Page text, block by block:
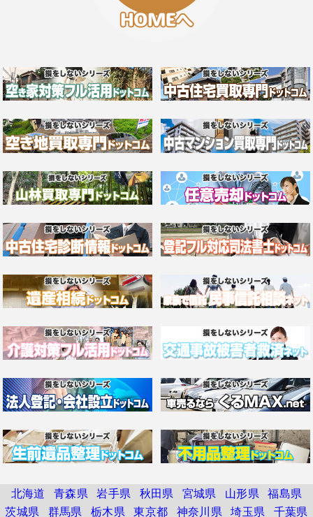
北海道 青森県 岩手県 秋田県 宮城県 山形県 福島県
茨城県 群馬県 栃木県 東京都 神奈川県 埼玉県 千葉県